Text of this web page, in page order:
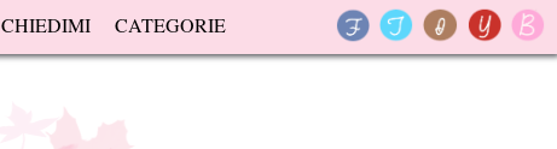
CHIEDIMI CATEGORIE